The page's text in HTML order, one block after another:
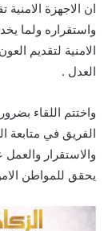
ان الاجهزة
واستقراره ولما
الامنية لتقديم
العدل .
واختتم اللقاء
الفريق في متابعة
والاستقرار
يحقق للمواطن